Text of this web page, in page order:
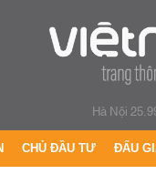
Hà Nội
CHỦ ĐẦU TƯ ĐẤU